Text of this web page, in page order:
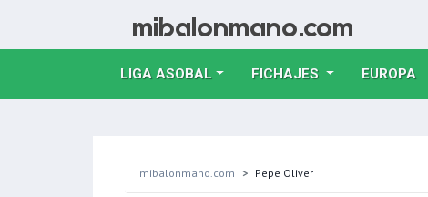
LIGA ASOBAL FICHAJES EUROPA
mibalonmano.com Pepe Oliver